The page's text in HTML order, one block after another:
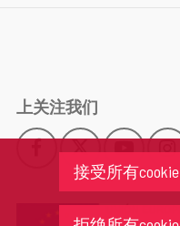
接受所有cookie
上关注我们
此
链
接
会
此
链
接
会
此
链
接
会